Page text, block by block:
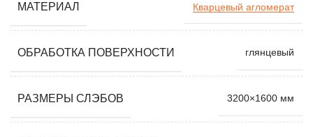
МАТЕРИАЛ Кварцевый агломерат
ОБРАБОТКА ПОВЕРХНОСТИ глянцевый
РАЗМЕРЫ СЛЭБОВ 3200×1600 мм